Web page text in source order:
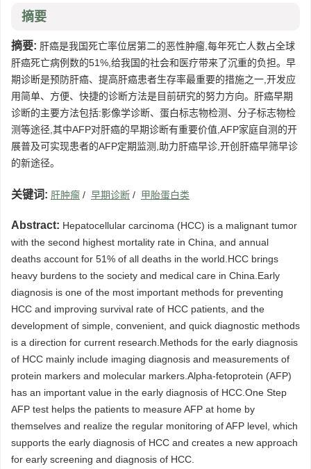
摘要
摘要: 肝癌是我国死亡率位居第二的恶性肿瘤,每年死亡人数占全球
肝癌死亡病例数的51%,给我国的社会和医疗带来了沉重的负担。早
期诊断是预防肝癌、提高肝癌患者生存率最重要的措施之一,开发应
用简单、方便、快捷的诊断方法是目前研究的努力方向。肝癌早期
诊断的主要方法包括:影像学诊断、蛋白标志物检测、分子标志物检
测等途径,其中AFP对肝癌的早期诊断有重要价值,AFP家庭自测的开
展普及可实现患者的AFP定期监测,助力肝癌早诊,开创肝癌早筛早诊
的新途径。
关键词: 肝肿瘤 / 早期诊断 / 甲胎蛋白类
Abstract: Hepatocellular carcinoma (HCC) is a malignant tumor
with the second highest mortality rate in China, and annual
deaths account for 51% of all deaths in the world.HCC brings
heavy burdens to the society and medical care in China.Early
diagnosis is one of the most important methods for preventing
HCC and improving survival rate of HCC patients, and the
development of simple, convenient, and quick diagnostic methods
is a direction for current research.Methods for the early diagnosis
of HCC mainly include imaging diagnosis and measurements of
protein markers and molecular markers.Alpha-fetoprotein (AFP)
has an important value in the early diagnosis of HCC.One Step
AFP test helps the patients to measure AFP at home by
themselves and realize the regular monitoring of AFP level, which
supports the early diagnosis of HCC and creates a new approach
for early screening and diagnosis of HCC.